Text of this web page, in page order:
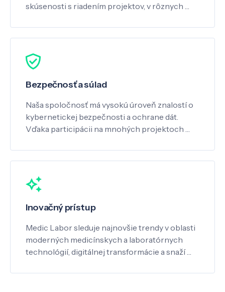
skúsenosti s riadením projektov, v rôznych …
Bezpečnosť a súlad
Naša spoločnosť má vysokú úroveň znalostí o
kybernetickej bezpečnosti a ochrane dát.
Vďaka participácii na mnohých projektoch …
Inovačný prístup
Medic Labor sleduje najnovšie trendy v oblasti
moderných medicínskych a laboratórnych
technológií, digitálnej transformácie a snaží …